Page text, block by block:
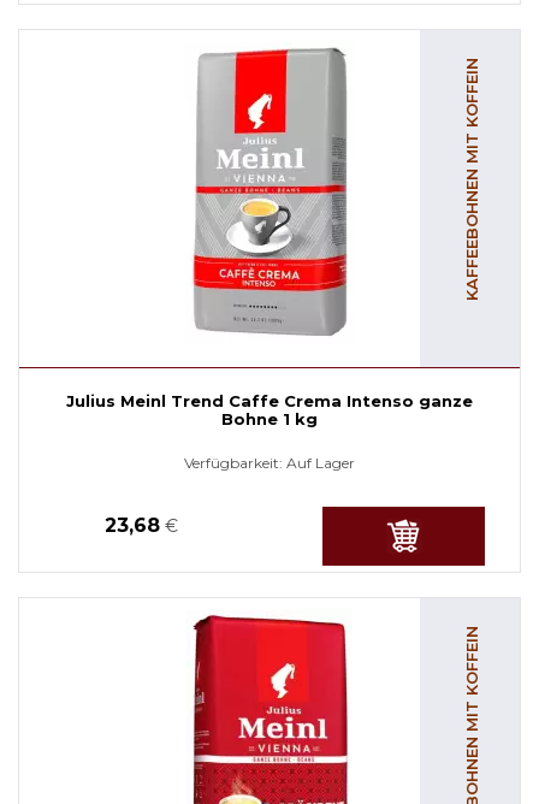
KAFFEEBOHNEN MIT KOFFEIN
Julius Meinl Trend Caffe Crema Intenso ganze
Bohne 1 kg
Verfügbarkeit: Auf Lager
23,68 €
KAFFEEBOHNEN MIT KOFFEIN